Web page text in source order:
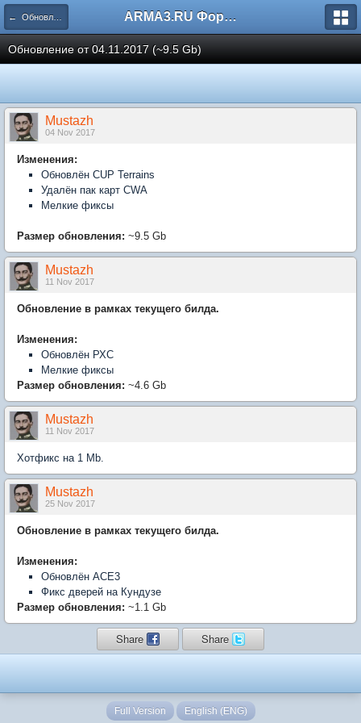
← Обновления сборки ARMA3.RU Форум
Обновление от 04.11.2017 (~9.5 Gb)
Mustazh
04 Nov 2017
Изменения:
Обновлён CUP Terrains
Удалён пак карт CWA
Мелкие фиксы
Размер обновления: ~9.5 Gb
Mustazh
11 Nov 2017
Обновление в рамках текущего билда.
Изменения:
Обновлён РХС
Мелкие фиксы
Размер обновления: ~4.6 Gb
Mustazh
11 Nov 2017
Хотфикс на 1 Mb.
Mustazh
25 Nov 2017
Обновление в рамках текущего билда.
Изменения:
Обновлён ACE3
Фикс дверей на Кундузе
Размер обновления: ~1.1 Gb
Share Share
Full Version English (ENG)